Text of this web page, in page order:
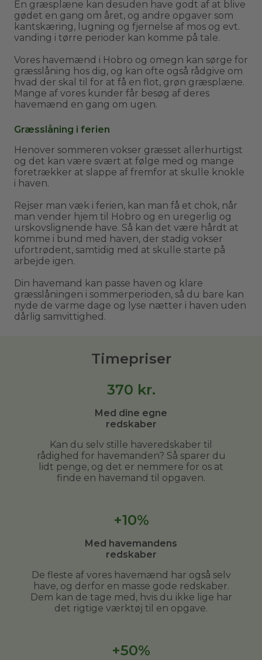
En græsplæne kan desuden have godt af at blive
gødet en gang om året, og andre opgaver som
kantskæring, lugning og fjernelse af mos og evt.
vanding i tørre perioder kan komme på tale.
Vores havemænd i Hobro og omegn kan sørge for
græsslåning hos dig, og kan ofte også rådgive om
hvad der skal til for at få en flot, grøn græsplæne.
Mange af vores kunder får besøg af deres
havemænd en gang om ugen.
Græsslåning i ferien
Henover sommeren vokser græsset allerhurtigst
og det kan være svært at følge med og mange
foretrækker at slappe af fremfor at skulle knokle
i haven.
Rejser man væk i ferien, kan man få et chok, når
man vender hjem til Hobro og en uregerlig og
urskovslignende have. Så kan det være hårdt at
komme i bund med haven, der stadig vokser
ufortrødent, samtidig med at skulle starte på
arbejde igen.
Din havemand kan passe haven og klare
græsslåningen i sommerperioden, så du bare kan
nyde de varme dage og lyse nætter i haven uden
dårlig samvittighed.
Timepriser
370 kr.
Med dine egne
redskaber
Kan du selv stille haveredskaber til
rådighed for havemanden? Så sparer du
lidt penge, og det er nemmere for os at
finde en havemand til opgaven.
+10%
Med havemandens
redskaber
De fleste af vores havemænd har også selv
have, og derfor en masse gode redskaber.
Dem kan de tage med, hvis du ikke lige har
det rigtige værktøj til en opgave.
+50%